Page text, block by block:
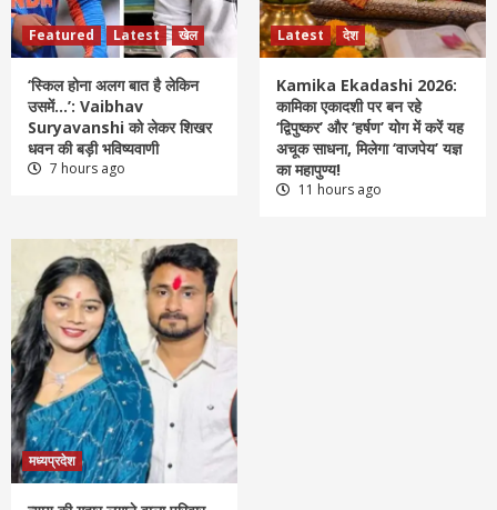
Featured Latest खेल
‘स्किल होना अलग बात है लेकिन
उसमें…’: Vaibhav
Suryavanshi को लेकर शिखर
धवन की बड़ी भविष्यवाणी
7 hours ago
Latest देश
Kamika Ekadashi 2026:
कामिका एकादशी पर बन रहे
‘द्विपुष्कर’ और ‘हर्षण’ योग में करें यह
अचूक साधना, मिलेगा ‘वाजपेय’ यज्ञ
का महापुण्य!
11 hours ago
मध्यप्रदेश